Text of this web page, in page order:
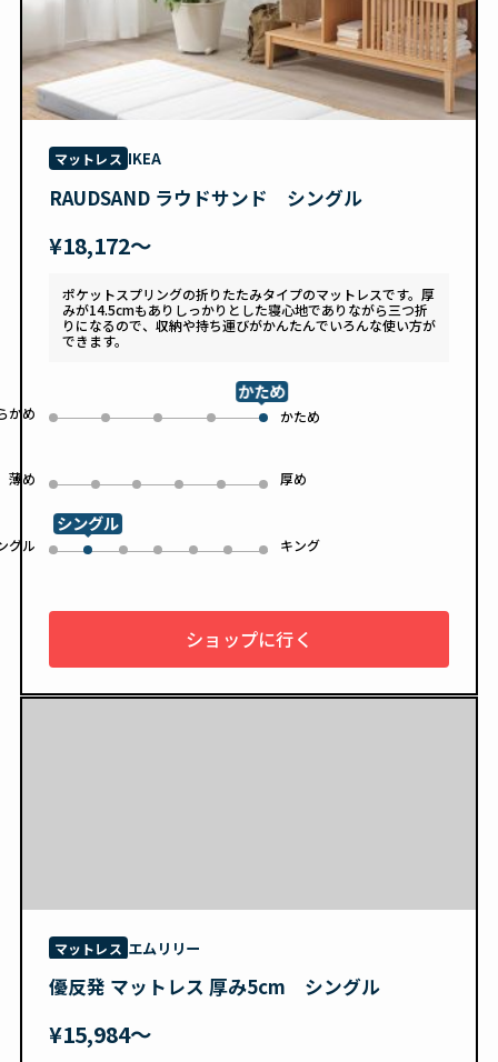
マットレス IKEA
RAUDSAND ラウドサンド シングル
¥18,172〜
ポケットスプリングの折りたたみタイプのマットレスです。厚
みが14.5cmもありしっかりとした寝心地でありながら三つ折
りになるので、収納や持ち運びがかんたんでいろんな使い方が
できます。
かめ 0 1 2 3 かため
4
かため
薄め 0 1 2 3 4 厚め
5
グル 0 1
シングル
2 3 4 5 キング
6
ショップに行く
マットレス エムリリー
優反発 マットレス 厚み5cm シングル
¥15,984〜